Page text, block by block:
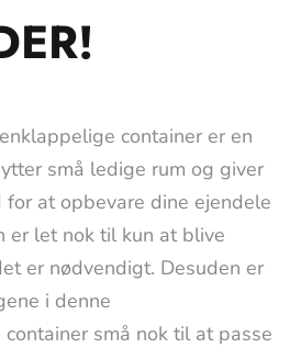
container er en
små ledige rum og giver
at opbevare dine ejendele
er let nok til kun at blive
er nødvendigt. Desuden er
i denne
små nok til at passe